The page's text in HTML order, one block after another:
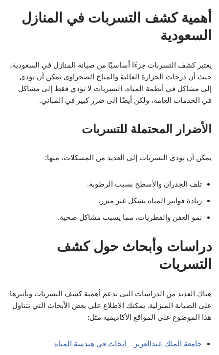
أهمية كشف التسربات في المنازل
السعودية
يعتبر كشف التسربات جزءًا أساسيًا من صيانة المنازل في السعودية،
حيث أن درجات الحرارة العالية والمناخ الصحراوي يمكن أن تؤدي
إلى مشاكل في أنظمة المياه. التسربات لا تؤدي فقط إلى مشاكل
في الخدمات العامة، ولكن أيضًا إلى ضرر كبير في المباني.
الأضرار المحتملة للتسربات
يمكن أن تؤدي التسربات إلى العديد من المشكلات، منها:
تلف الجدران والأسطح بسبب الرطوبة.
زيادة فواتير المياه بشكل غير مبرر.
نمو العفن والفطريات، مما يسبب مشاكل صحية.
دراسات وأبحاث حول كشف
التسربات
هناك العديد من الدراسات التي تدعم أهمية كشف التسربات وتأثيرها
على الصيانة المنزلية. يمكنك الاطلاع على بعض الأبحاث التي تتناول
هذا الموضوع على المواقع الأكاديمية مثل:
جامعة الملك عبدالعزيز – أبحاث في هندسة المياه